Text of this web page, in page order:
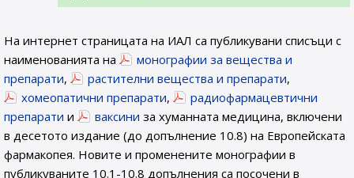
На интернет страницата на ИАЛ са публикувани списъци с
наименованията на
монографии за вещества и
препарати, растителни вещества и препарати,
хомеопатични препарати,
радиофармацевтични
препарати и ваксини за хуманната медицина, включени
в десетото издание (до допълнение 10.8) на Европейската
фармакопея. Новите и променените монографии в
публикуваните 10.1-10.8 допълнения са посочени в